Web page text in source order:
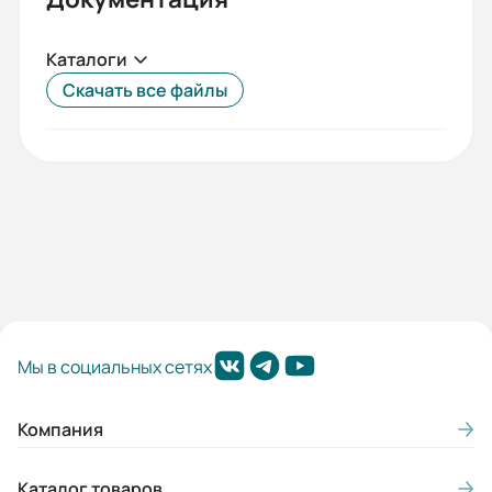
Каталоги
Скачать все файлы
Мы в социальных сетях
Компания